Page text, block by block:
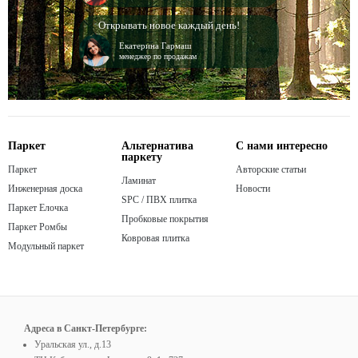
Открывать новое каждый день!
Екатерина Гармаш
менеджер по продажам
Паркет
Паркет
Инженерная доска
Паркет Елочка
Паркет Ромбы
Модульный паркет
Альтернатива
паркету
Ламинат
SPC / ПВХ плитка
Пробковые покрытия
Ковровая плитка
С нами интересно
Авторские статьи
Новости
Адреса в Санкт-Петербурге:
Уральская ул., д.13